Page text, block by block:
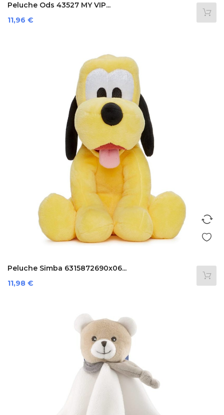
Peluche Ods 43527 MY VIP...
Prezzo
11,96 €
Peluche Simba 6315872690x06...
Prezzo
11,98 €